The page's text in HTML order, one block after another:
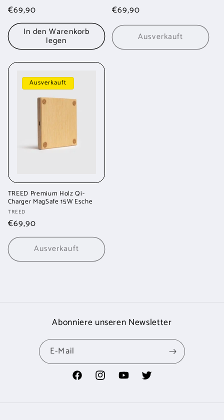
Normaler
Preis
€69,90
In den Warenkorb
legen
Normaler
Preis
€69,90
Ausverkauft
Ausverkauft
TREED Premium Holz Qi-
Charger MagSafe 15W Esche
Anbieter:
TREED
Normaler
Preis
€69,90
Ausverkauft
Abonniere unseren Newsletter
E-Mail
FacebookInstagramYouTubeTwitter